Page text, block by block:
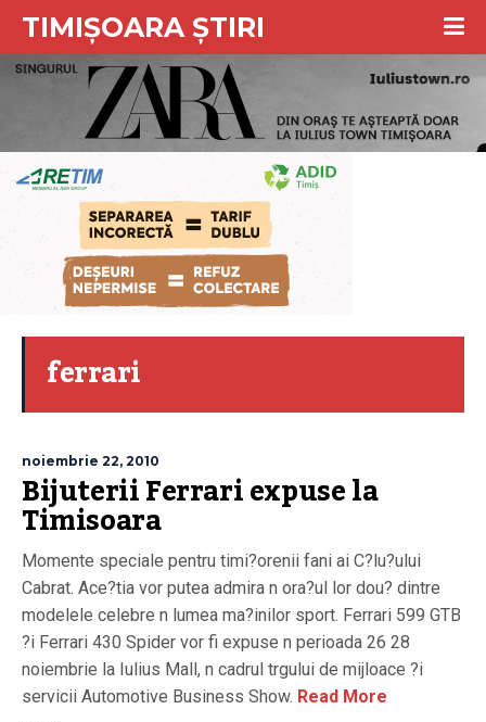
TIMIȘOARA ȘTIRI
ferrari
noiembrie 22, 2010
Bijuterii Ferrari expuse la
Timisoara
Momente speciale pentru timi?orenii fani ai C?lu?ului
Cabrat. Ace?tia vor putea admira n ora?ul lor dou? dintre
modelele celebre n lumea ma?inilor sport. Ferrari 599 GTB
?i Ferrari 430 Spider vor fi expuse n perioada 26 28
noiembrie la Iulius Mall, n cadrul trgului de mijloace ?i
servicii Automotive Business Show. Read More